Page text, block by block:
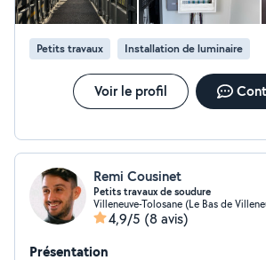
Petits travaux Installation de luminaire
Voir le profil
Remi Cousinet
Petits travaux de soudure
Villeneuve-Tolosane (Le Bas de
4,9/5 (8 avis)
Présentation